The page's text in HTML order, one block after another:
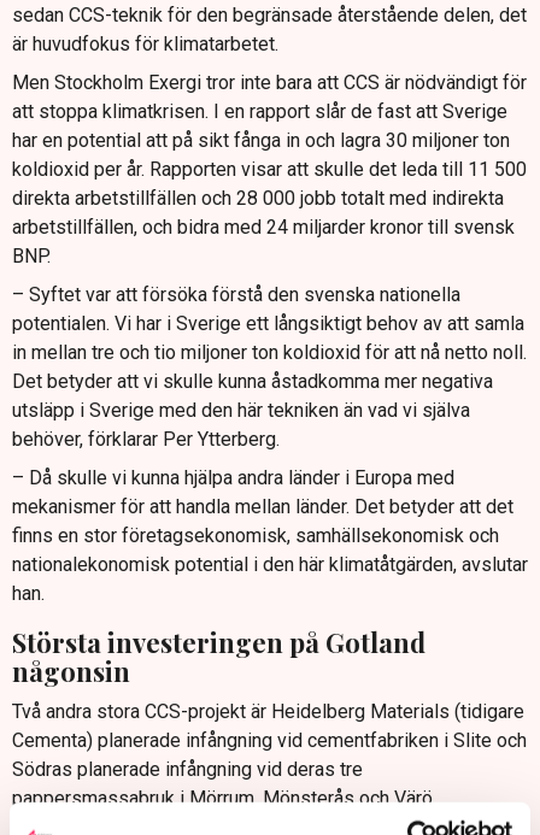
sedan CCS-teknik för den begränsade återstående delen, det
är huvudfokus för klimatarbetet.
Men Stockholm Exergi tror inte bara att CCS är nödvändigt för
att stoppa klimatkrisen. I en rapport slår de fast att Sverige
har en potential att på sikt fånga in och lagra 30 miljoner ton
koldioxid per år. Rapporten visar att skulle det leda till 11 500
direkta arbetstillfällen och 28 000 jobb totalt med indirekta
arbetstillfällen, och bidra med 24 miljarder kronor till svensk
BNP.
– Syftet var att försöka förstå den svenska nationella
potentialen. Vi har i Sverige ett långsiktigt behov av att samla
in mellan tre och tio miljoner ton koldioxid för att nå netto noll.
Det betyder att vi skulle kunna åstadkomma mer negativa
utsläpp i Sverige med den här tekniken än vad vi själva
behöver, förklarar Per Ytterberg.
– Då skulle vi kunna hjälpa andra länder i Europa med
mekanismer för att handla mellan länder. Det betyder att det
finns en stor företagsekonomisk, samhällsekonomisk och
nationalekonomisk potential i den här klimatåtgärden, avslutar
han.
Största investeringen på Gotland
någonsin
Två andra stora CCS-projekt är Heidelberg Materials (tidigare
Cementa) planerade infångning vid cementfabriken i Slite och
Södras planerade infångning vid deras tre
pappersmassabruk i Mörrum, Mönsterås och Värö.